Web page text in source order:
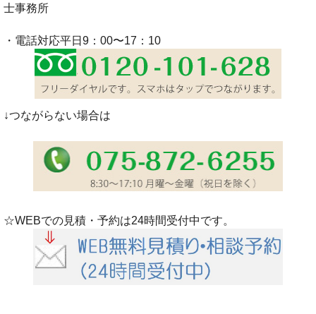
士事務所
・電話対応平日9：00〜17：10
↓つながらない場合は
☆WEBでの見積・予約は24時間受付中です。